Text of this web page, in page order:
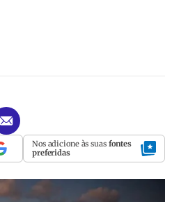
Nos adicione às suas fontes
preferidas